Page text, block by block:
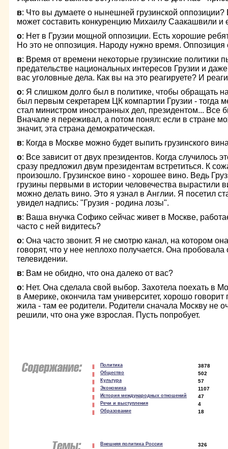
в: Что вы думаете о нынешней грузинской оппозиции?
может составить конкуренцию Михаилу Саакашвили и
о: Нет в Грузии мощной оппозиции. Есть хорошие
Но это не оппозиция. Народу нужно время. Оппозиция
в: Время от времени некоторые грузинские политики
предательстве национальных интересов Грузии и
вас уголовные дела. Как вы на это реагируете? И
о: Я слишком долго был в политике, чтобы обращать
был первым секретарем ЦК компартии Грузии - тогда
стал министром иностранных дел, президентом... Все
Вначале я переживал, а потом понял: если в стране
значит, эта страна демократическая.
в: Когда в Москве можно будет выпить грузинского
о: Все зависит от двух президентов. Когда случилось
сразу предложил двум президентам встретиться. К
произошло. Грузинское вино - хорошее вино. Ведь
грузины первыми в истории человечества вырастили
можно делать вино. Это я узнал в Англии. Я посетил
увидел надпись: "Грузия - родина лозы".
в: Ваша внучка Софико сейчас живет в Москве,
часто с ней видитесь?
о: Она часто звонит. Я не смотрю канал, на котором
говорят, что у нее неплохо получается. Она пробовала
телевидении.
в: Вам не обидно, что она далеко от вас?
о: Нет. Она сделала свой выбор. Захотела поехать в
в Америке, окончила там университет, хорошо
жила - там ее родители. Родители сначала Москву не
решили, что она уже взрослая. Пусть попробует.
Политика 3878
Общество 502
Культура 57
Экономика 1107
История международных отношений 47
Речи и выступления 4
Образование 18
Внешняя политика России 326